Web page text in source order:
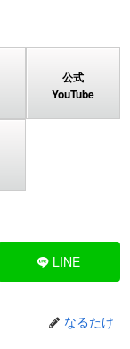
公式
YouTube
LINE
なるたけ